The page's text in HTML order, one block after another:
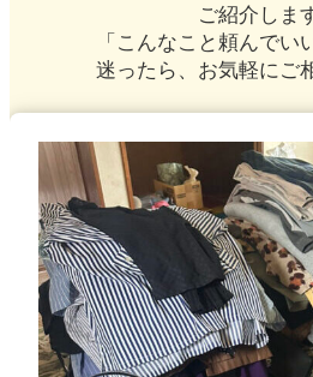
ご紹介しま
「こんなこと頼んでい
迷ったら、お気軽にご